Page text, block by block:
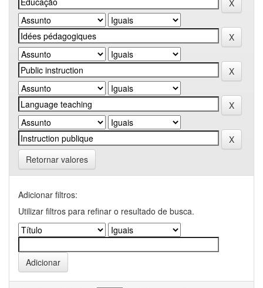
Retornar valores
Adicionar filtros:
Utilizar filtros para refinar o resultado de busca.